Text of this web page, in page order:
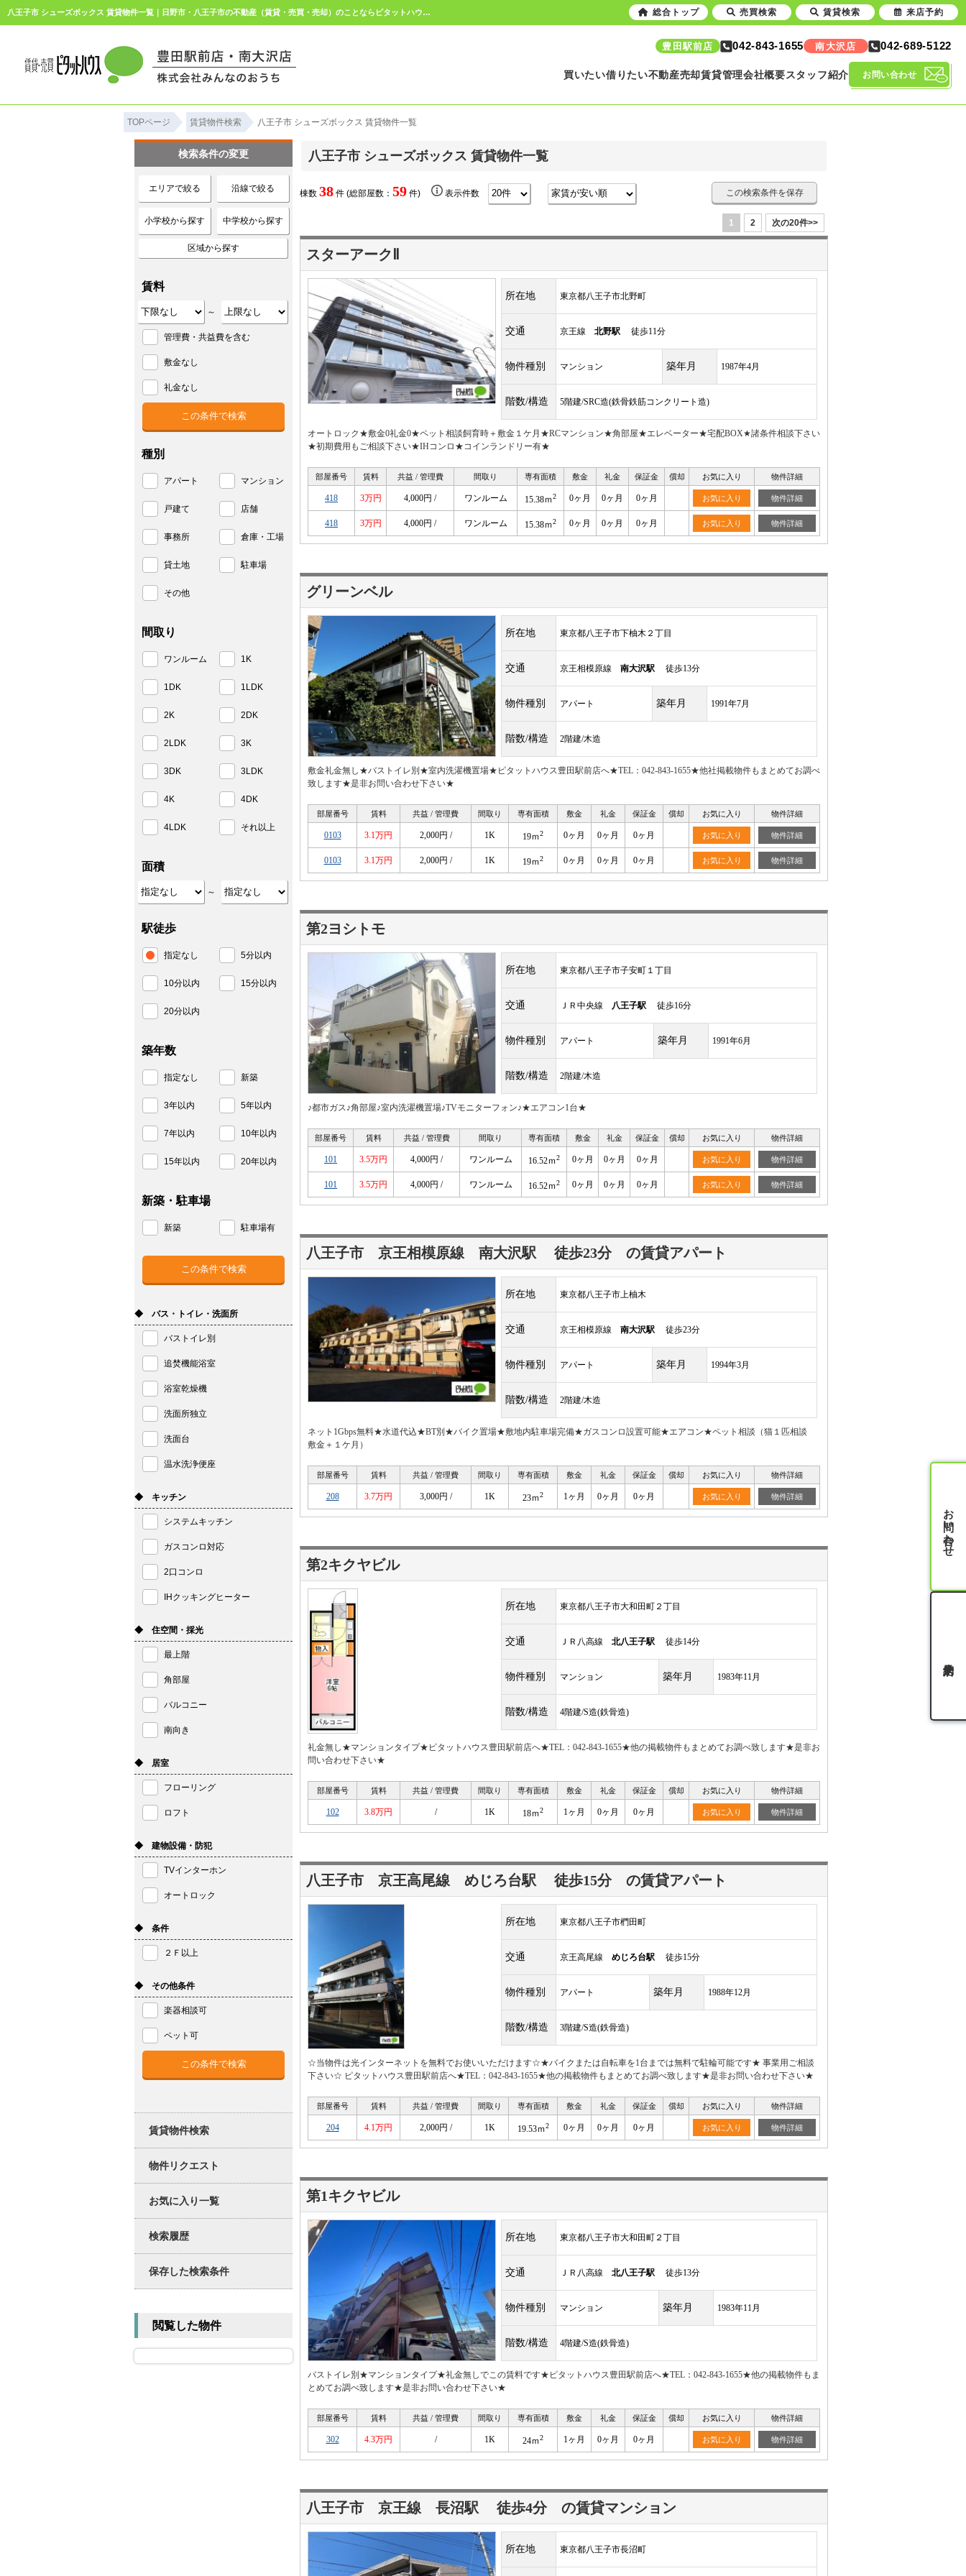
八王子市 シューズボックス 賃貸物件一覧｜日野市・八王子市の不動産（賃貸・売買・売却）のことならピタットハウス豊田駅前・南大沢店にお任せください。豊田駅前と南大沢駅前から歩いてすぐ！
豊田駅前店 042-843-1655 南大沢店 042-689-5122
買いたい借りたい不動産売却賃貸管理会社概要スタッフ紹介 お問い合わせ
TOPページ 賃貸物件検索 八王子市 シューズボックス 賃貸物件一覧
八王子市 シューズボックス 賃貸物件一覧
棟数 38 件 (総部屋数： 59 件) 表示件数 この検索条件を保存
1 2 次の20件>>
スターアークⅡ
所在地 東京都八王子市北野町
交通 京王線 北野駅 徒歩11分
物件種別 マンション 築年月 1987年4月
階数/構造 5階建/SRC造(鉄骨鉄筋コンクリート造)
オートロック★敷金0礼金0★ペット相談飼育時＋敷金１ケ月★RCマンション★角部屋★エレベーター★宅配BOX★諸条件相談下さい
★初期費用もご相談下さい★IHコンロ★コインランドリー有★
部屋番号 賃料 共益 / 管理費 間取り 専有面積 敷金 礼金 保証金 償却 お気に入り 物件詳細
418 3万円 4,000円 / ワンルーム 15.38ｍ2 0ヶ月 0ヶ月 0ヶ月 お気に入り 物件詳細
418 3万円 4,000円 / ワンルーム 15.38ｍ2 0ヶ月 0ヶ月 0ヶ月 お気に入り 物件詳細
グリーンベル
所在地 東京都八王子市下柚木２丁目
交通 京王相模原線 南大沢駅 徒歩13分
物件種別 アパート 築年月 1991年7月
階数/構造 2階建/木造
敷金礼金無し★バストイレ別★室内洗濯機置場★ピタットハウス豊田駅前店へ★TEL：042-843-1655★他社掲載物件もまとめてお調べ
致します★是非お問い合わせ下さい★
部屋番号 賃料 共益 / 管理費 間取り 専有面積 敷金 礼金 保証金 償却 お気に入り 物件詳細
0103 3.1万円 2,000円 / 1K 19ｍ2 0ヶ月 0ヶ月 0ヶ月 お気に入り 物件詳細
0103 3.1万円 2,000円 / 1K 19ｍ2 0ヶ月 0ヶ月 0ヶ月 お気に入り 物件詳細
第2ヨシトモ
所在地 東京都八王子市子安町１丁目
交通 ＪＲ中央線 八王子駅 徒歩16分
物件種別 アパート 築年月 1991年6月
階数/構造 2階建/木造
♪都市ガス♪角部屋♪室内洗濯機置場♪TVモニターフォン♪★エアコン1台★
部屋番号 賃料 共益 / 管理費 間取り 専有面積 敷金 礼金 保証金 償却 お気に入り 物件詳細
101 3.5万円 4,000円 / ワンルーム 16.52ｍ2 0ヶ月 0ヶ月 0ヶ月 お気に入り 物件詳細
101 3.5万円 4,000円 / ワンルーム 16.52ｍ2 0ヶ月 0ヶ月 0ヶ月 お気に入り 物件詳細
八王子市 京王相模原線 南大沢駅 徒歩23分 の賃貸アパート
所在地 東京都八王子市上柚木
交通 京王相模原線 南大沢駅 徒歩23分
物件種別 アパート 築年月 1994年3月
階数/構造 2階建/木造
ネット1Gbps無料★水道代込★BT別★バイク置場★敷地内駐車場完備★ガスコンロ設置可能★エアコン★ペット相談（猫１匹相談
敷金＋１ケ月）
部屋番号 賃料 共益 / 管理費 間取り 専有面積 敷金 礼金 保証金 償却 お気に入り 物件詳細
208 3.7万円 3,000円 / 1K 23ｍ2 1ヶ月 0ヶ月 0ヶ月 お気に入り 物件詳細
第2キクヤビル
所在地 東京都八王子市大和田町２丁目
交通 ＪＲ八高線 北八王子駅 徒歩14分
物件種別 マンション 築年月 1983年11月
階数/構造 4階建/S造(鉄骨造)
礼金無し★マンションタイプ★ピタットハウス豊田駅前店へ★TEL：042-843-1655★他の掲載物件もまとめてお調べ致します★是非お
問い合わせ下さい★
部屋番号 賃料 共益 / 管理費 間取り 専有面積 敷金 礼金 保証金 償却 お気に入り 物件詳細
102 3.8万円 / 1K 18ｍ2 1ヶ月 0ヶ月 0ヶ月 お気に入り 物件詳細
八王子市 京王高尾線 めじろ台駅 徒歩15分 の賃貸アパート
所在地 東京都八王子市椚田町
交通 京王高尾線 めじろ台駅 徒歩15分
物件種別 アパート 築年月 1988年12月
階数/構造 3階建/S造(鉄骨造)
☆当物件は光インターネットを無料でお使いいただけます☆★バイクまたは自転車を1台までは無料で駐輪可能です★ 事業用ご相談
下さい☆ ピタットハウス豊田駅前店へ★TEL：042-843-1655★他の掲載物件もまとめてお調べ致します★是非お問い合わせ下さい★
部屋番号 賃料 共益 / 管理費 間取り 専有面積 敷金 礼金 保証金 償却 お気に入り 物件詳細
204 4.1万円 2,000円 / 1K 19.53ｍ2 0ヶ月 0ヶ月 0ヶ月 お気に入り 物件詳細
第1キクヤビル
所在地 東京都八王子市大和田町２丁目
交通 ＪＲ八高線 北八王子駅 徒歩13分
物件種別 マンション 築年月 1983年11月
階数/構造 4階建/S造(鉄骨造)
バストイレ別★マンションタイプ★礼金無しでこの賃料です★ピタットハウス豊田駅前店へ★TEL：042-843-1655★他の掲載物件もま
とめてお調べ致します★是非お問い合わせ下さい★
部屋番号 賃料 共益 / 管理費 間取り 専有面積 敷金 礼金 保証金 償却 お気に入り 物件詳細
302 4.3万円 / 1K 24ｍ2 1ヶ月 0ヶ月 0ヶ月 お気に入り 物件詳細
八王子市 京王線 長沼駅 徒歩4分 の賃貸マンション
所在地 東京都八王子市長沼町
検索条件の変更
エリアで絞る 沿線で絞る
小学校から探す 中学校から探す
区域から探す
賃料
～
管理費・共益費を含む
敷金なし
礼金なし
種別
アパート マンション
戸建て 店舗
事務所 倉庫・工場
貸土地 駐車場
その他
間取り
ワンルーム 1K
1DK 1LDK
2K 2DK
2LDK 3K
3DK 3LDK
4K 4DK
4LDK それ以上
面積
～
駅徒歩
指定なし 5分以内
10分以内 15分以内
20分以内
築年数
指定なし 新築
3年以内 5年以内
7年以内 10年以内
15年以内 20年以内
新築・駐車場
新築 駐車場有
◆ バス・トイレ・洗面所
バストイレ別
追焚機能浴室
浴室乾燥機
洗面所独立
洗面台
温水洗浄便座
◆ キッチン
システムキッチン
ガスコンロ対応
2口コンロ
IHクッキングヒーター
◆ 住空間・採光
最上階
角部屋
バルコニー
南向き
◆ 居室
フローリング
ロフト
◆ 建物設備・防犯
TVインターホン
オートロック
◆ 条件
２Ｆ以上
◆ その他条件
楽器相談可
ペット可
賃貸物件検索
物件リクエスト
お気に入り一覧
検索履歴
保存した検索条件
閲覧した物件
総合トップ 売買検索 賃貸検索 来店予約
お問い合わせ